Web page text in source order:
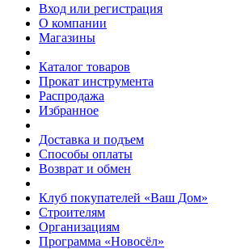
Вход или регистрация
О компании
Магазины
Каталог товаров
Прокат инструмента
Распродажа
Избранное
Доставка и подъем
Способы оплаты
Возврат и обмен
Клуб покупателей «Ваш Дом»
Строителям
Организациям
Программа «Новосёл»